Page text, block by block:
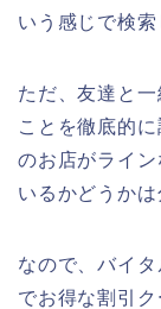
いう感じで検索
ただ、友達と
ことを徹底的
のお店がライ
いるかどうかは
なので、バイ
でお得な割引